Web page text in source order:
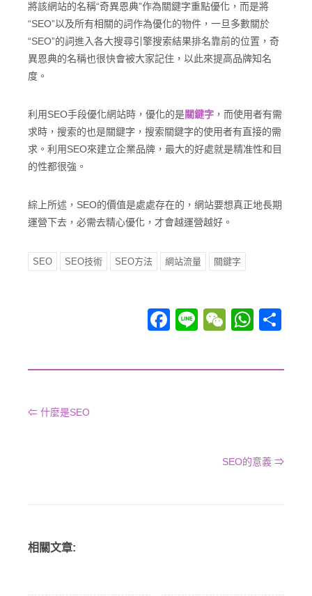
將該網站的名稱“奇異恩典”作為關鍵字重點優化，而是將
“SEO”以及所有相關的詞作為優化的物件，一旦多數關於
“SEO”的詞進入各大搜尋引擎搜索結果排名靠前的位置，奇
異恩典的名稱也很快會被大家記住，以此來提高品牌知名
度。
利用SEO手段優化網站時，優化的是關鍵字 ，而使用者有需
求時，搜索的也是關鍵字，搜索關鍵字的使用者有直接的需
求。利用SEO來建立企業品牌，最大的好處就是精准性和目
的性都很強。
綜上所述，SEO的價值是處處存在的，網站要想真正地長期
運營下去，必需去精心優化，才會越運營越好。
SEO SEO技術 SEO方法 網站流量 關鍵字
FacebookLine WeChat WhatsApp
⇐ 什麼是SEO
SEO的意義 ⇒
相關文章: